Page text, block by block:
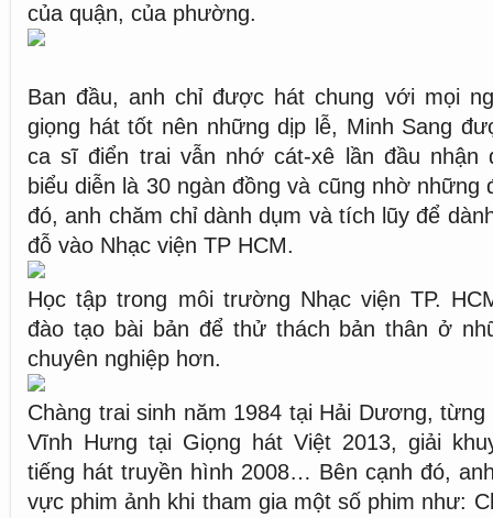
của quận, của phường.
Ban đầu, anh chỉ được hát chung với mọi
giọng hát tốt nên những dịp lễ, Minh Sang
ca sĩ điển trai vẫn nhớ cát-xê lần đầu nhận
biểu diễn là 30 ngàn đồng và cũng nhờ những
đó, anh chăm chỉ dành dụm và tích lũy để
đỗ vào Nhạc viện TP HCM.
Học tập trong môi trường Nhạc viện TP.
đào tạo bài bản để thử thách bản thân ở
chuyên nghiệp hơn.
Chàng trai sinh năm 1984 tại Hải Dương,
Vĩnh Hưng tại Giọng hát Việt 2013, giải
tiếng hát truyền hình 2008… Bên cạnh đó,
vực phim ảnh khi tham gia một số phim như: